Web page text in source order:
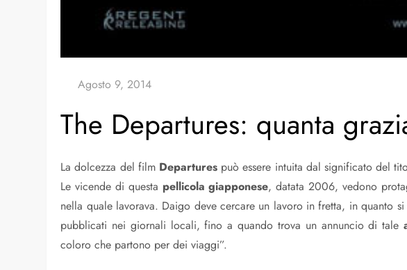
The Departures: quanta
La dolcezza del film Departures può essere intuita dal significato del
Le vicende di questa pellicola giapponese, datata 2006, vedono
nella quale lavorava. Daigo deve cercare un lavoro in fretta, in quanto
pubblicati nei giornali locali, fino a quando trova un annuncio di tale
coloro che partono per dei viaggi”.